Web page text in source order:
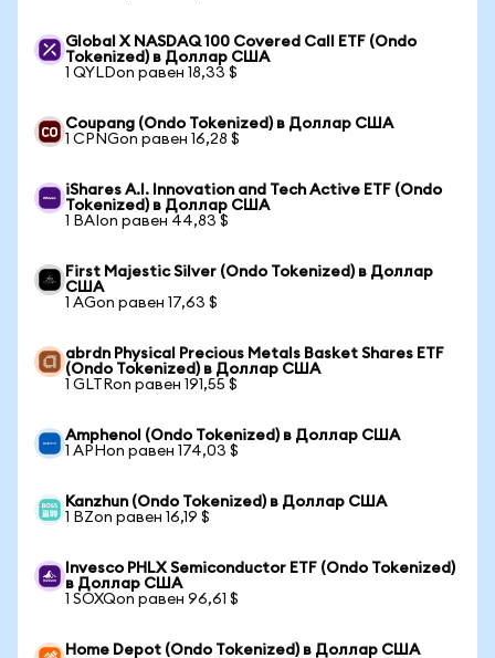
Global X NASDAQ 100 Covered Call ETF (Ondo
Tokenized) в Доллар США
1 QYLDon равен 18,33 $
Coupang (Ondo Tokenized) в Доллар США
1 CPNGon равен 16,28 $
iShares A.I. Innovation and Tech Active ETF (Ondo
Tokenized) в Доллар США
1 BAIon равен 44,83 $
First Majestic Silver (Ondo Tokenized) в Доллар
США
1 AGon равен 17,63 $
abrdn Physical Precious Metals Basket Shares ETF
(Ondo Tokenized) в Доллар США
1 GLTRon равен 191,55 $
Amphenol (Ondo Tokenized) в Доллар США
1 APHon равен 174,03 $
Kanzhun (Ondo Tokenized) в Доллар США
1 BZon равен 16,19 $
Invesco PHLX Semiconductor ETF (Ondo Tokenized)
в Доллар США
1 SOXQon равен 96,61 $
Home Depot (Ondo Tokenized) в Доллар США